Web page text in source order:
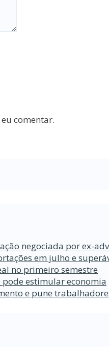
comentar.
negociada por ex-
em julho e
no primeiro semestre
pode estimular economia
e pune